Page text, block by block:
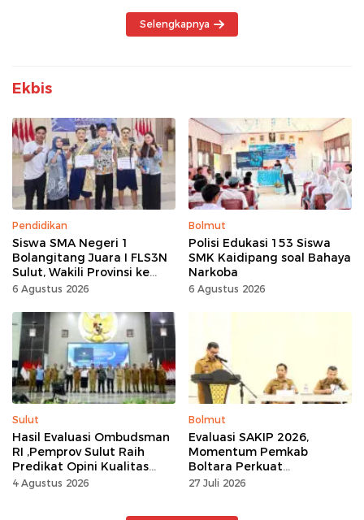
Selengkapnya
Ekbis
Pendidikan
Siswa SMA Negeri 1
Bolangitang Juara I FLS3N
Sulut, Wakili Provinsi ke
Tingkat Nasional
6 Agustus 2026
Bolmut
Polisi Edukasi 153 Siswa
SMK Kaidipang soal Bahaya
Narkoba
6 Agustus 2026
Sulut
Hasil Evaluasi Ombudsman
RI ,Pemprov Sulut Raih
Predikat Opini Kualitas
Tinggi Tanpa
4 Agustus 2026
Bolmut
Evaluasi SAKIP 2026,
Momentum Pemkab
Boltara Perkuat
Akuntabilitas dan Kinerja
27 Juli 2026